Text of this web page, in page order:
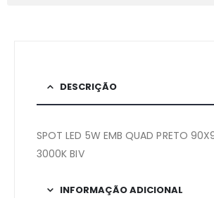
DESCRIÇÃO
SPOT LED 5W EMB QUAD PRETO
3000K BIV
INFORMAÇÃO ADICIONAL